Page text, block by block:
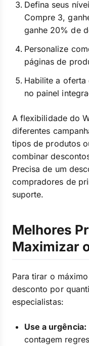
Defina seus
Compre 3,
ganhe 20% de
Personalize
páginas de
Habilite a oferta
no painel
A flexibilidade do
diferentes
tipos de produtos
combinar
Precisa de um
compradores de
suporte.
Melhores
Maximizar
Para tirar o
desconto por
especialistas:
Use a urgência:
contagem